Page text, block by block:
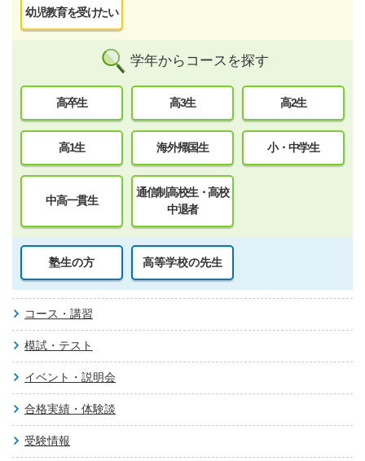
幼児教育を受けたい
学年からコースを探す
高卒生 高3生 高2生
高1生 海外帰国生 小・中学生
中高一貫生
通信制高校生・高校
中退者
塾生の方 高等学校の先生
コース・講習
模試・テスト
イベント・説明会
合格実績・体験談
受験情報